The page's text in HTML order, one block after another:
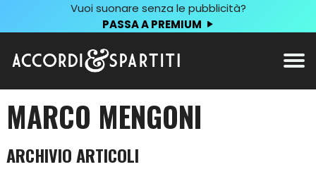
Vuoi suonare senza le pubblicità?
PASSA A PREMIUM
MARCO MENGONI
ARCHIVIO ARTICOLI